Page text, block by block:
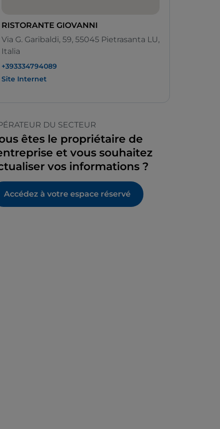
RISTORANTE GIOVANNI
Via G. Garibaldi, 59, 55045 Pietrasanta LU,
Italia
+393334794089
Site Internet
DU SECTEUR
êtes le propriétaire de
et vous souhaitez
vos informations ?
Accédez à votre espace réservé